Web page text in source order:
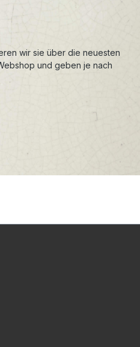
wir sie über die neuesten
und geben je nach